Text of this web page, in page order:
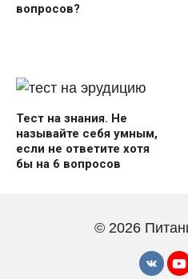
вопросов?
Тест на знания. Не
называйте себя умным,
если не ответите хотя
бы на 6 вопросов
© 2026